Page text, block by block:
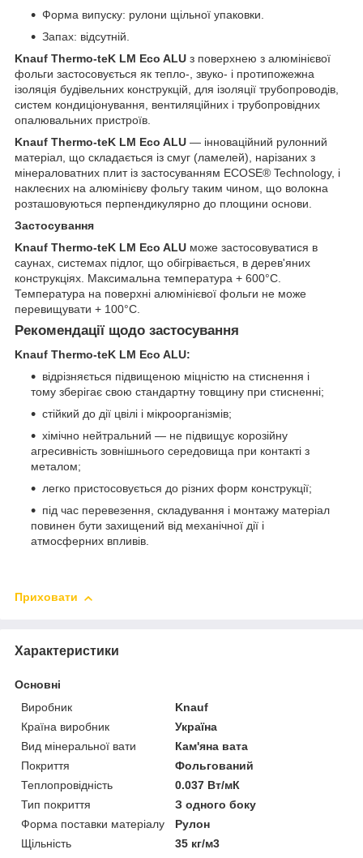
Форма випуску: рулони щільної упаковки.
Запах: відсутній.
Knauf Thermo-teK LM Eco ALU з поверхнею з алюмінієвої
фольги застосовується як тепло-, звуко- і протипожежна
ізоляція будівельних конструкцій, для ізоляції трубопроводів,
систем кондиціонування, вентиляційних і трубопровідних
опалювальних пристроїв.
Knauf Thermo-teK LM Eco ALU — інноваційний рулонний
матеріал, що складається із смуг (ламелей), нарізаних з
мінераловатних плит із застосуванням ECOSE® Technology, і
наклеєних на алюмінієву фольгу таким чином, що волокна
розташовуються перпендикулярно до площини основи.
Застосування
Knauf Thermo-teK LM Eco ALU може застосовуватися в
саунах, системах підлог, що обігрівається, в дерев'яних
конструкціях. Максимальна температура + 600°C.
Температура на поверхні алюмінієвої фольги не може
перевищувати + 100°C.
Рекомендації щодо застосування
Knauf Thermo-teK LM Eco ALU:
відрізняється підвищеною міцністю на стиснення і
тому зберігає свою стандартну товщину при стисненні;
стійкий до дії цвілі і мікроорганізмів;
хімічно нейтральний — не підвищує корозійну
агресивність зовнішнього середовища при контакті з
металом;
легко пристосовується до різних форм конструкції;
під час перевезення, складування і монтажу матеріал
повинен бути захищений від механічної дії і
атмосферних впливів.
Приховати
Характеристики
Основні
Виробник
Knauf
Країна виробник
Україна
Вид мінеральної вати
Кам'яна вата
Покриття
Фольгований
Теплопровідність
0.037 Вт/мК
Тип покриття
З одного боку
Форма поставки матеріалу
Рулон
Щільність
35 кг/м3